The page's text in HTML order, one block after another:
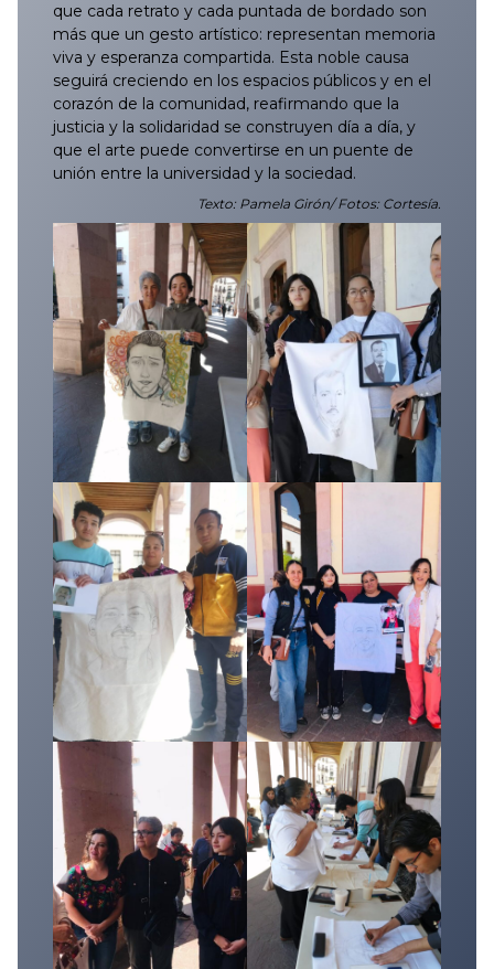
que cada retrato y cada puntada de bordado son
más que un gesto artístico: representan memoria
viva y esperanza compartida. Esta noble causa
seguirá creciendo en los espacios públicos y en el
corazón de la comunidad, reafirmando que la
justicia y la solidaridad se construyen día a día, y
que el arte puede convertirse en un puente de
unión entre la universidad y la sociedad.
Texto: Pamela Girón/ Fotos: Cortesía.